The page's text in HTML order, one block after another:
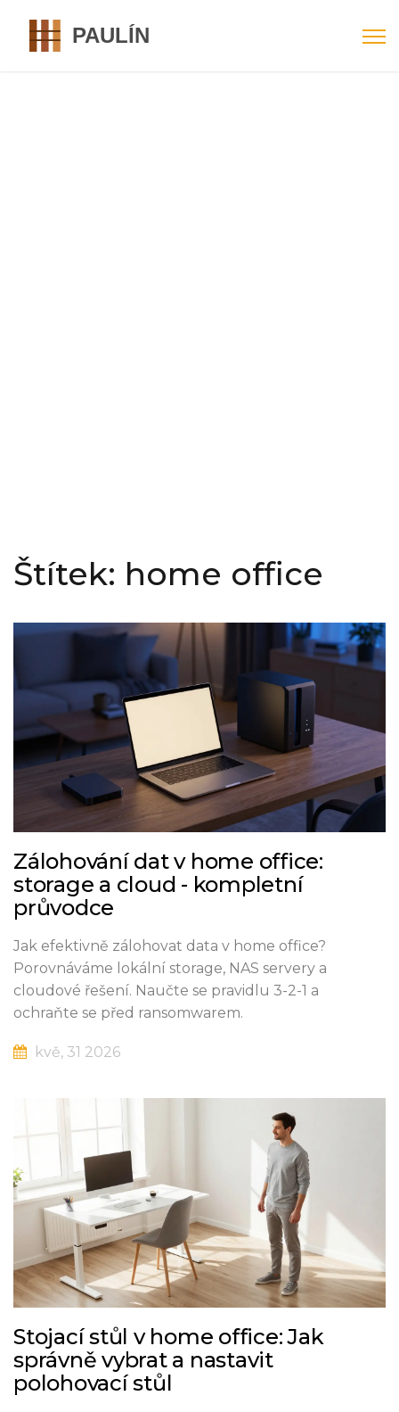
Štítek: home office
Zálohování dat v home office:
storage a cloud - kompletní
průvodce
Jak efektivně zálohovat data v home office?
Porovnáváme lokální storage, NAS servery a
cloudové řešení. Naučte se pravidlu 3-2-1 a
ochraňte se před ransomwarem.
kvě, 31 2026
Stojací stůl v home office: Jak
správně vybrat a nastavit
polohovací stůl